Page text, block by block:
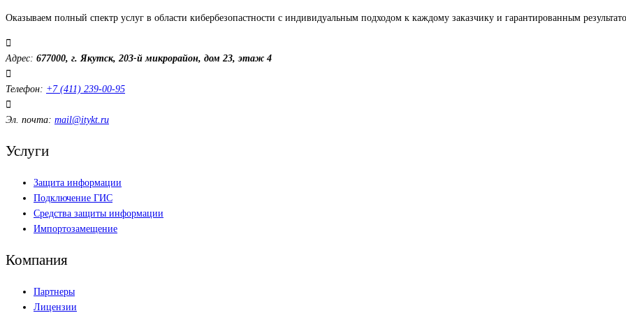
Оказываем полный спектр услуг в области кибербезопастности с индивидуальным подходом к каждому заказчику и гарантированным
Адрес: 677000, г. Якутск, 203-й микрорайон, дом 23, этаж 4
Телефон: +7 (411) 239-00-95
Эл. почта: mail@itykt.ru
Услуги
Защита информации
Подключение ГИС
Средства защиты информации
Импортозамещение
Компания
Партнеры
Лицензии